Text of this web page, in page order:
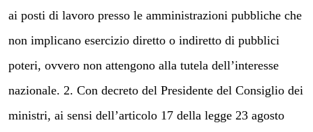
ai posti di lavoro presso le amministrazioni pubbliche che
non implicano esercizio diretto o indiretto di pubblici
poteri, ovvero non attengono alla tutela dell’interesse
nazionale. 2. Con decreto del Presidente del Consiglio dei
ministri, ai sensi dell’articolo 17 della legge 23 agosto